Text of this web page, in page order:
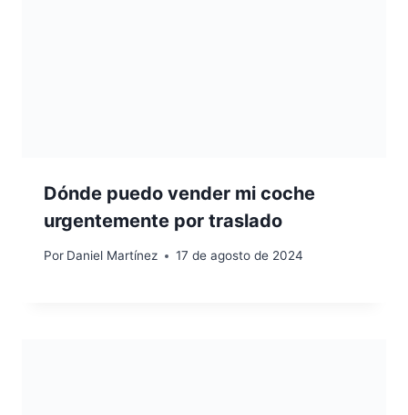
Dónde puedo vender mi coche
urgentemente por traslado
Por Daniel Martínez 17 de agosto de 2024